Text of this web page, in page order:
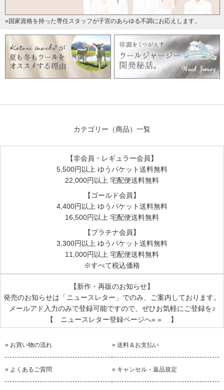
»国家資格を持った専任スタッフが子宮のあらゆる不調にお応えします。
カテゴリー（商品）一覧
【非会員・レギュラー会員】
5,500円以上 ゆうパケット送料無料
22,000円以上 宅配便送料無料
【ゴールド会員】
4,400円以上 ゆうパケット送料無料
16,500円以上 宅配便送料無料
【プラチナ会員】
3,300円以上 ゆうパケット送料無料
11,000円以上 宅配便送料無料
※すべて税込価格
【新作・再販のお知らせ】
発売のお知らせは 「ニュースレター」 でのみ、ご案内しております。
メールアド入力のみで登録可能ですので、ぜひお気軽にご登録を♪
【 ニュースレター登録ページへ» » 】
» お買い物の流れ » 送料＆お支払い
» よくあるご質問 » キャンセル・返品規定